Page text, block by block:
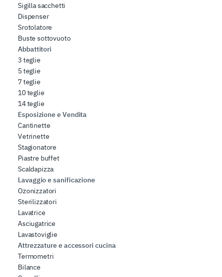
Sigilla sacchetti
Dispenser
Srotolatore
Buste sottovuoto
Abbattitori
3 teglie
5 teglie
7 teglie
10 teglie
14 teglie
Esposizione e Vendita
Cantinette
Vetrinette
Stagionatore
Piastre buffet
Scaldapizza
Lavaggio e sanificazione
Ozonizzatori
Sterilizzatori
Lavatrice
Asciugatrice
Lavastoviglie
Attrezzature e accessori cucina
Termometri
Bilance